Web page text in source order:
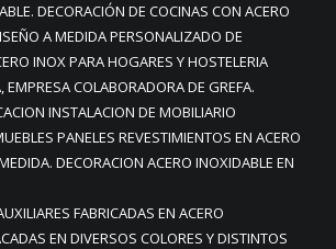
DECORACIÓN DE COCINAS CON ACERO
A MEDIDA PERSONALIZADO DE
INOX PARA HOGARES Y HOSTELERIA
EMPRESA COLABORADORA DE GREFA.
INSTALACION DE MOBILIARIO
PANELES REVESTIMIENTOS EN ACERO
DECORACION ACERO INOXIDABLE EN
FABRICADAS EN ACERO
EN DIVERSOS COLORES Y DISTINTOS